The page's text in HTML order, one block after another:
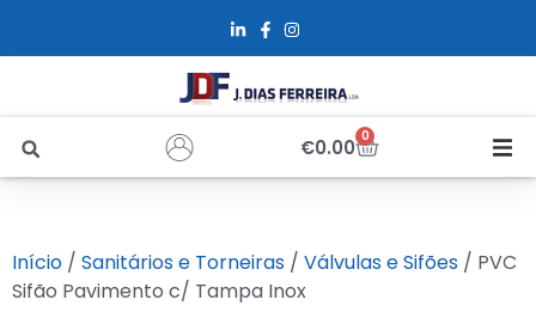
€0.00 0
Sobre Nós
Início / Sanitários e Torneiras / Válvulas e Sifões / PVC
Sifão Pavimento c/ Tampa Inox